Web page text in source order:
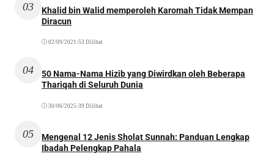
03
Khalid bin Walid memperoleh Karomah Tidak Mempan
Diracun
02/09/2021 •53 Dilihat
04
50 Nama-Nama Hizib yang Diwirdkan oleh Beberapa
Thariqah di Seluruh Dunia
30/06/2025 •39 Dilihat
05
Mengenal 12 Jenis Sholat Sunnah: Panduan Lengkap
Ibadah Pelengkap Pahala